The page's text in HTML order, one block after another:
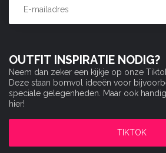
OUTFIT INSPIRATIE NODIG?
Neem dan zeker een kijkje op onze
Deze staan bomvol ideeën voor
speciale gelegenheden. Maar ook
hier!
TIKTOK